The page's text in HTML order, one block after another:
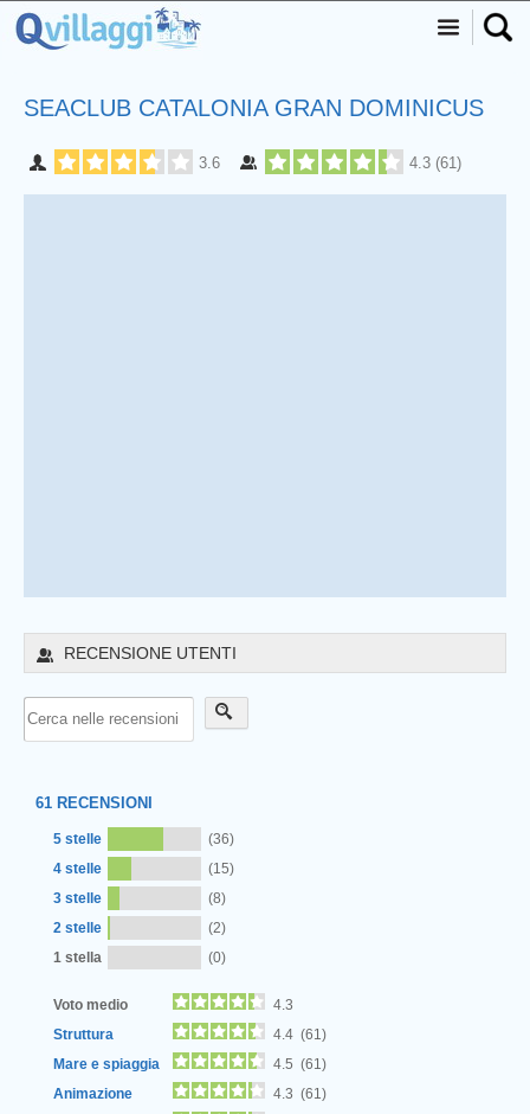
SEACLUB CATALONIA GRAN DOMINICUS
3.6 4.3 (61)
RECENSIONE UTENTI
61 RECENSIONI
5 stelle
(36)
4 stelle
(15)
3 stelle
(8)
2 stelle
(2)
1 stella
(0)
Voto medio
4.3
Struttura
4.4 (61)
Mare e spiaggia
4.5 (61)
Animazione
4.3 (61)